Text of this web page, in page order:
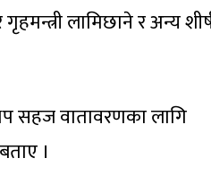
लामिछाने र अन्य
सहज वातावरणका लागि
।